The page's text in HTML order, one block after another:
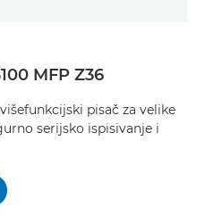
MFP Z36
pisač za velike
serijsko ispisivanje i